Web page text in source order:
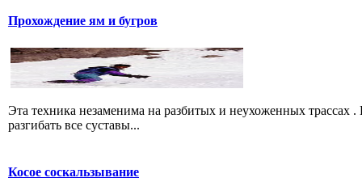
Прохождение ям и бугров
Эта техника незаменима на разбитых и неухоженных
разгибать все суставы...
Косое соскальзывание